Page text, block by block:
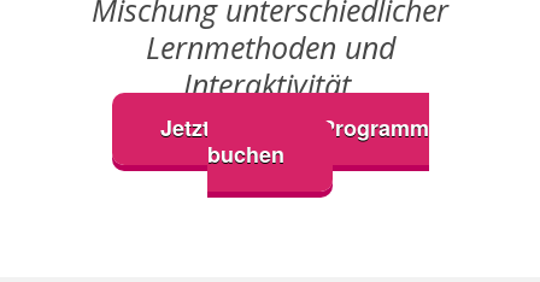
Mischung unterschiedlicher
Lernmethoden und
Interaktivität.
Jetzt Coaching Programm
buchen